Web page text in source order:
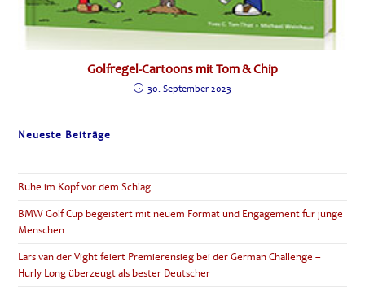
Golfregel-Cartoons mit Tom & Chip
30. September 2023
Neueste Beiträge
Ruhe im Kopf vor dem Schlag
BMW Golf Cup begeistert mit neuem Format und Engagement für junge
Menschen
Lars van der Vight feiert Premierensieg bei der German Challenge –
Hurly Long überzeugt als bester Deutscher